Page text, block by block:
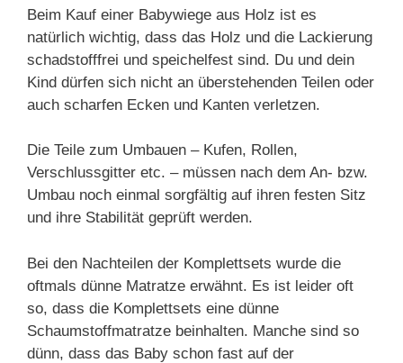
Beim Kauf einer Babywiege aus Holz ist es
natürlich wichtig, dass das Holz und die Lackierung
schadstofffrei und speichelfest sind. Du und dein
Kind dürfen sich nicht an überstehenden Teilen oder
auch scharfen Ecken und Kanten verletzen.
Die Teile zum Umbauen – Kufen, Rollen,
Verschlussgitter etc. – müssen nach dem An- bzw.
Umbau noch einmal sorgfältig auf ihren festen Sitz
und ihre Stabilität geprüft werden.
Bei den Nachteilen der Komplettsets wurde die
oftmals dünne Matratze erwähnt. Es ist leider oft
so, dass die Komplettsets eine dünne
Schaumstoffmatratze beinhalten. Manche sind so
dünn, dass das Baby schon fast auf der